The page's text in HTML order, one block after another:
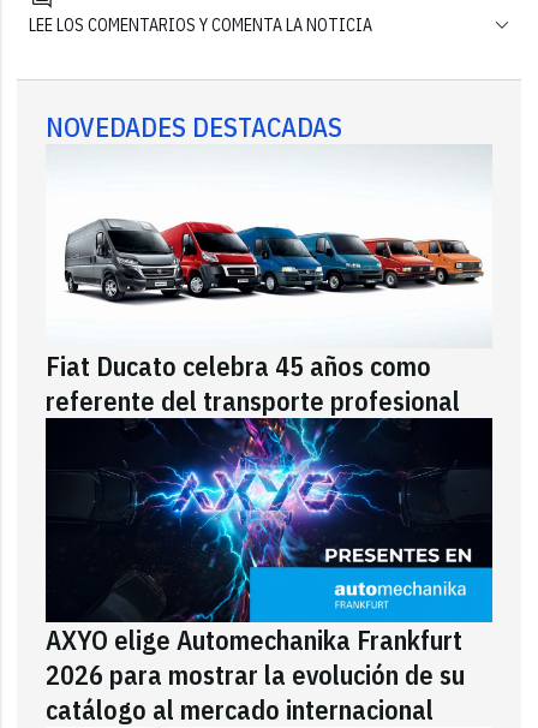
LEE LOS COMENTARIOS Y COMENTA LA NOTICIA
NOVEDADES DESTACADAS
Fiat Ducato celebra 45 años como
referente del transporte profesional
AXYO elige Automechanika Frankfurt
2026 para mostrar la evolución de su
catálogo al mercado internacional